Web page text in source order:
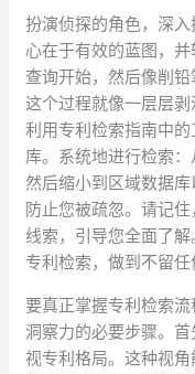
扮演侦探的角色，深
心在于有效的蓝图，
查询开始，然后像削铅
这个过程就像一层层剥
利用专利检索指南中
库。系统地进行检索：
然后缩小到区域数据
防止您被疏忽。请记
线索，引导您全面了
专利检索，做到不留任
要真正掌握专利检索
洞察力的必要步骤。
视专利格局。这种视